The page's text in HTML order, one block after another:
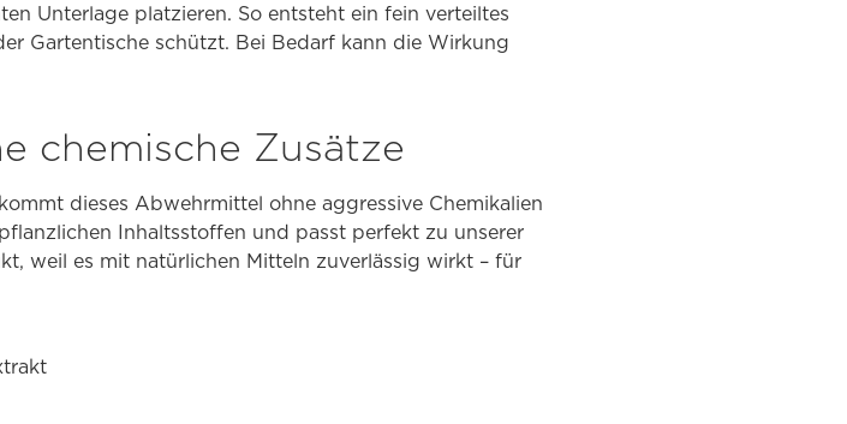
Unterlage platzieren. So entsteht ein fein verteiltes
Gartentische schützt. Bei Bedarf kann die Wirkung
chemische Zusätze
dieses Abwehrmittel ohne aggressive Chemikalien
Inhaltsstoffen und passt perfekt zu unserer
weil es mit natürlichen Mitteln zuverlässig wirkt – für